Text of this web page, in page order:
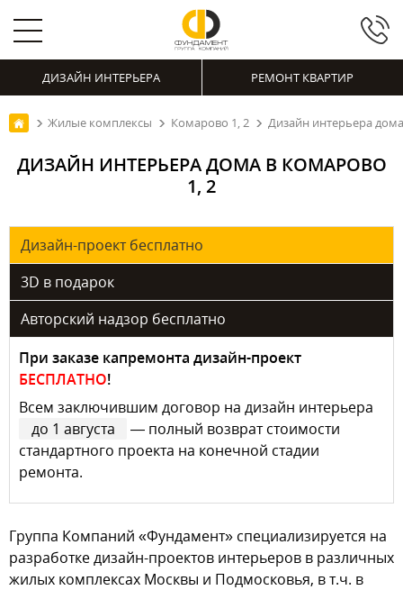
ДИЗАЙН ИНТЕРЬЕРА РЕМОНТ КВАРТИР
Жилые комплексы Комарово 1, 2 Дизайн интерьера
ДИЗАЙН ИНТЕРЬЕРА ДОМА В КОМАРОВО
1, 2
Дизайн-проект бесплатно
3D в подарок
Авторский надзор бесплатно
При заказе капремонта дизайн-проект
БЕСПЛАТНО!
Всем заключившим договор на дизайн интерьера
до 1 августа
— полный возврат стоимости
стандартного проекта на конечной стадии
ремонта.
Группа Компаний «Фундамент» специализируется на
разработке дизайн-проектов интерьеров в различных
жилых комплексах Москвы и Подмосковья, в т.ч. в